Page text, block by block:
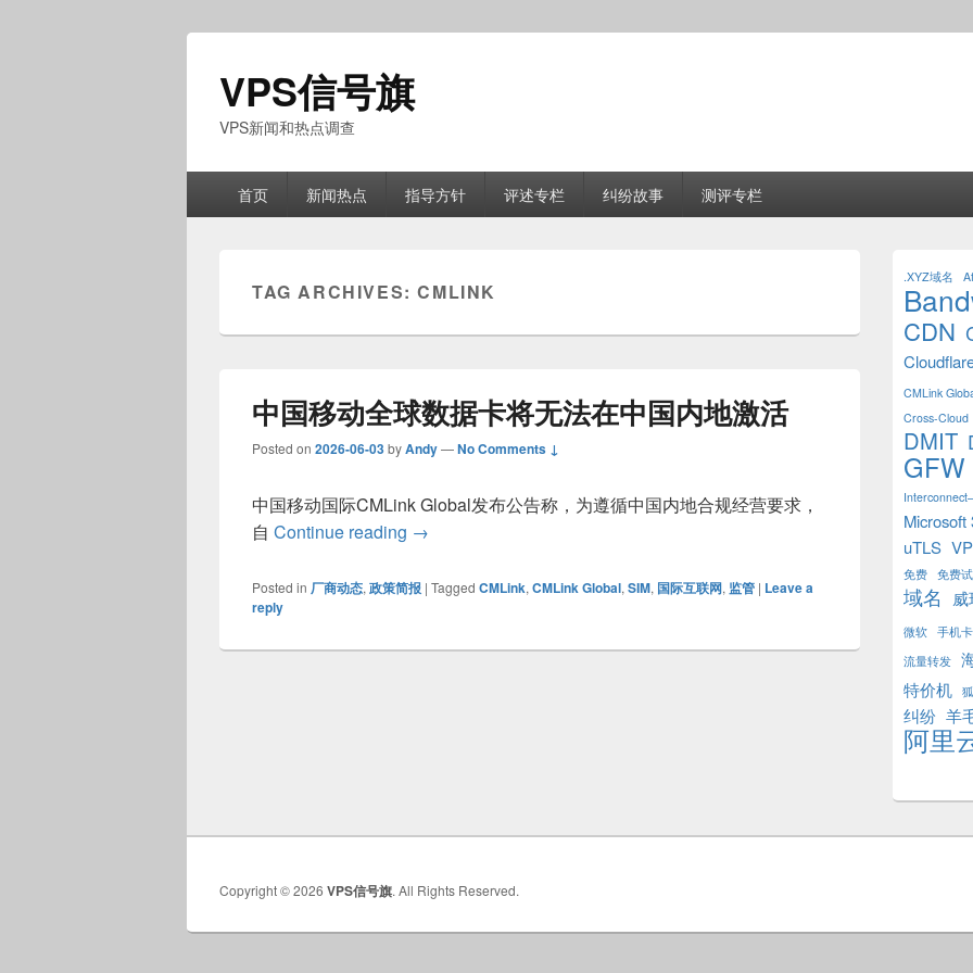
VPS信号旗
VPS新闻和热点调查
首页 新闻热点 指导方针 评述专栏 纠纷故事 测评专栏
TAG ARCHIVES:CMLINK
中国移动全球数据卡将无法在中国内地激活
Posted on 2026-06-03byAndy—No Comments ↓
中国移动国际CMLink Global发布公告称，为遵循中国内地合规经营要求，
自 Continue reading 中国移动全球数据卡将无法在中国内地激活
→
Posted in 厂商动态, 政策简报 | Tagged CMLink, CMLink Global, SIM, 国际互联网, 监管 | Leave a
reply
Sidebar
Widget
Area
.XYZ域名
CDN
CMLink
Cross-Cloud
DMIT
GFW
Microsoft
uTLS
免费 免费
域名
微软 手机卡
流量转发
特价机
纠纷 羊
阿里
Copyright © 2026 VPS信号旗. All Rights Reserved.